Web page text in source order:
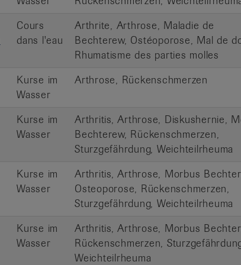
Cours
dans l'eau
Arthrite, Arthrose, Maladie de
Bechterew, Ostéoporose, Mal de
Rhumatisme des parties molles
Kurse im
Wasser
Arthrose, Rückenschmerzen
Kurse im
Wasser
Arthritis, Arthrose, Diskushernie,
Bechterew, Rückenschmerzen,
Sturzgefährdung, Weichteilrheuma
Kurse im
Wasser
Arthritis, Arthrose, Morbus
Osteoporose, Rückenschmerzen,
Sturzgefährdung, Weichteilrheuma
Kurse im
Wasser
Arthritis, Arthrose, Morbus
Rückenschmerzen,
Weichteilrheuma